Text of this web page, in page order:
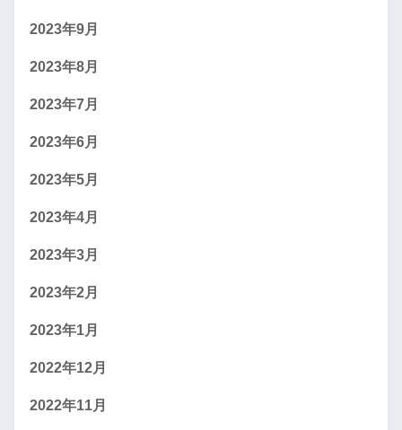
2023年9月
2023年8月
2023年7月
2023年6月
2023年5月
2023年4月
2023年3月
2023年2月
2023年1月
2022年12月
2022年11月